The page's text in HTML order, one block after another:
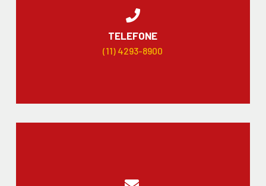
TELEFONE
(11) 4293-8900